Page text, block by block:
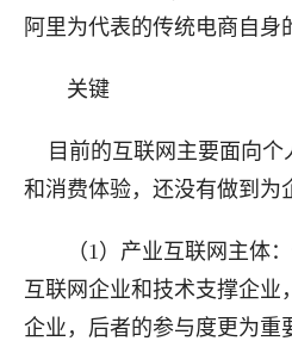
阿里为代表的传统电商自身
关键
目前的互联网主要面向个
和消费体验，还没有做到为
（1）产业互联网 主体
互联网企业和技术支撑企业
企业，后者的参与度更为重